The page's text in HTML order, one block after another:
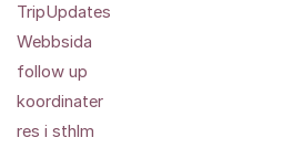
TripUpdates
Webbsida
follow up
koordinater
res i sthlm